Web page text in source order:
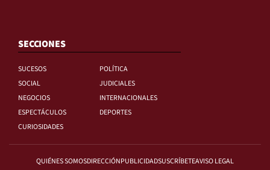
SECCIONES
SUCESOS
POLÍTICA
SOCIAL
JUDICIALES
NEGOCIOS
INTERNACIONALES
ESPECTÁCULOS
DEPORTES
CURIOSIDADES
QUIÉNES SOMOSDIRECCIÓNPUBLICIDADSUSCRÍBETEAVISO LEGAL